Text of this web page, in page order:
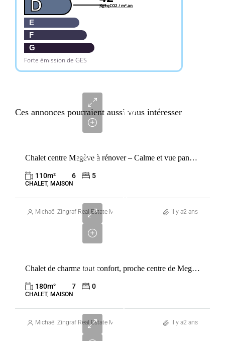
D
E
F
G
Forte émission de GES
KgéqCO2 / m².an
Ces annonces pourraient aussi vous intéresser
FRANCE
MEGÈVE
000
Chalet centre Megève à rénover – Calme et vue panoramique avec fort potentiel
110m² 6 5
CHALET, MAISON
Michaël Zingraf Real Estate Megève il y a2 ans
FRANCE
MEGÈVE
3
Chalet de charme tout confort, proche centre de Megève
180m² 7 0
CHALET, MAISON
Michaël Zingraf Real Estate Megève il y a2 ans
5